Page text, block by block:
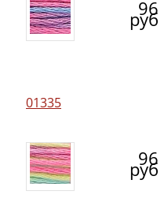
96
руб
01335
96
руб